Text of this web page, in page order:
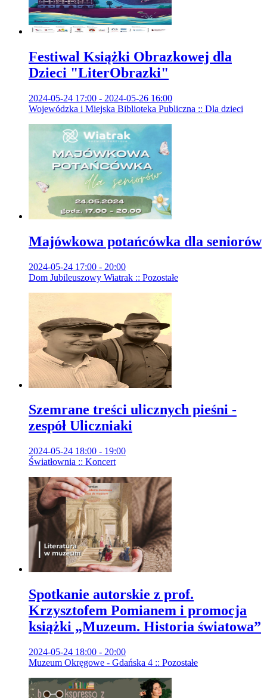
Festiwal Książki Obrazkowej dla
Dzieci "LiterObrazki"
2024-05-24 17:00 - 2024-05-26 16:00
Wojewódzka i Miejska Biblioteka Publiczna :: Dla dzieci
Majówkowa potańcówka dla seniorów
2024-05-24 17:00 - 20:00
Dom Jubileuszowy Wiatrak :: Pozostałe
Szemrane treści ulicznych pieśni -
zespół Uliczniaki
2024-05-24 18:00 - 19:00
Światłownia :: Koncert
Spotkanie autorskie z prof.
Krzysztofem Pomianem i promocja
książki „Muzeum. Historia światowa”
2024-05-24 18:00 - 20:00
Muzeum Okręgowe - Gdańska 4 :: Pozostałe